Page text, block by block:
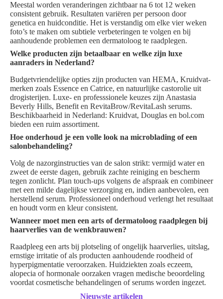
Meestal worden veranderingen zichtbaar na 6 tot 12 weken
consistent gebruik. Resultaten variëren per persoon door
genetica en huidconditie. Het is verstandig om elke vier weken
foto’s te maken om subtiele verbeteringen te volgen en bij
aanhoudende problemen een dermatoloog te raadplegen.
Welke producten zijn betaalbaar en welke zijn luxe
aanraders in Nederland?
Budgetvriendelijke opties zijn producten van HEMA, Kruidvat-
merken zoals Essence en Catrice, en natuurlijke castorolie uit
drogisterijen. Luxe- en professsionele keuzes zijn Anastasia
Beverly Hills, Benefit en RevitaBrow/RevitaLash serums.
Beschikbaarheid in Nederland: Kruidvat, Douglas en bol.com
bieden een ruim assortiment.
Hoe onderhoud je een volle look na microblading of een
salonbehandeling?
Volg de nazorginstructies van de salon strikt: vermijd water en
zweet de eerste dagen, gebruik zachte reiniging en bescherm
tegen zonlicht. Plan touch‑ups volgens de afspraak en combineer
met een milde dagelijkse verzorging en, indien aanbevolen, een
herstellend serum. Professioneel onderhoud verlengt het resultaat
en houdt vorm en kleur consistent.
Wanneer moet men een arts of dermatoloog raadplegen bij
haarverlies van de wenkbrauwen?
Raadpleeg een arts bij plotseling of ongelijk haarverlies, uitslag,
ernstige irritatie of als producten aanhoudende roodheid of
hyperpigmentatie veroorzaken. Huidziekten zoals eczeem,
alopecia of hormonale oorzaken vragen medische beoordeling
voordat cosmetische behandelingen of serums worden ingezet.
Nieuwste artikelen